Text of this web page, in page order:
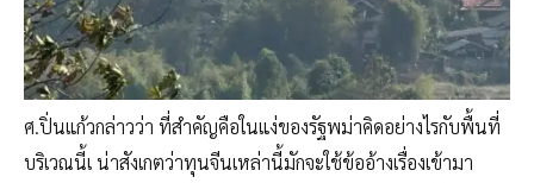
ศ.ปิ่นแก้วกล่าวว่า ที่สำคัญคือในแง่ของรัฐพม่าคิดอย่างไรกับพื้นที่
บริเวณนี้เ น่าสังเกตว่าทุนจีนเหล่านี้มักจะใช้ข้ออ้างเรื่องเข้ามา